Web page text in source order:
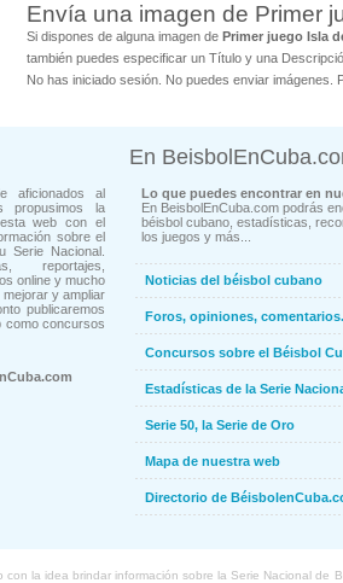
Envía una imagen de Primer
Si dispones de alguna imagen de Primer juego Isla
también puedes especificar un Título y una
No has iniciado sesión. No puedes enviar imágenes.
aficionados al
propusimos la
web con el
sobre el
Serie Nacional.
reportajes,
online y mucho
y ampliar
publicaremos
como concursos
En
Lo que puedes encontrar en
En BeisbolEnCuba.com podrás
béisbol cubano, estadísticas,
los juegos y más...
Noticias del béisbol cubano
Foros, opiniones,
Concursos sobre el Béisbol
Estadísticas de la Serie
Serie 50, la Serie de Oro
Mapa de nuestra web
Directorio de
la idea brindar información sobre la Serie Nacional